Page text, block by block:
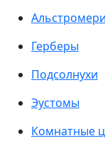
Герберы
Подсолнухи
Эустомы
Комнатные